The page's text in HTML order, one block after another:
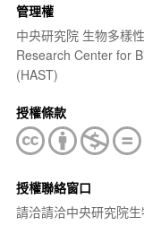
管理權
中央研究院 生物多樣
Research Center for
(HAST)
授權條款
授權聯絡窗口
請洽請洽中央研究院